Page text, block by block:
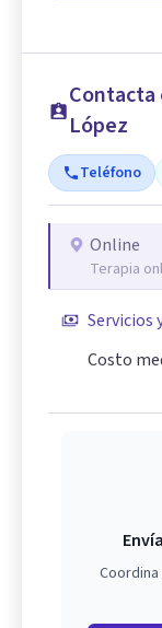
Contacta
López
Teléfono
Online
Terapia
Servicios
Costo